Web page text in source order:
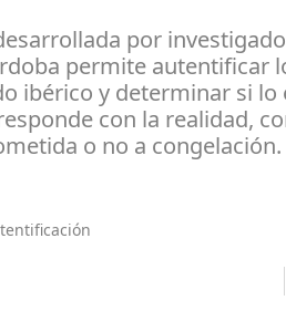
por
permite autentificar
ibérico y determinar si lo
con la realidad,
o no a congelación.